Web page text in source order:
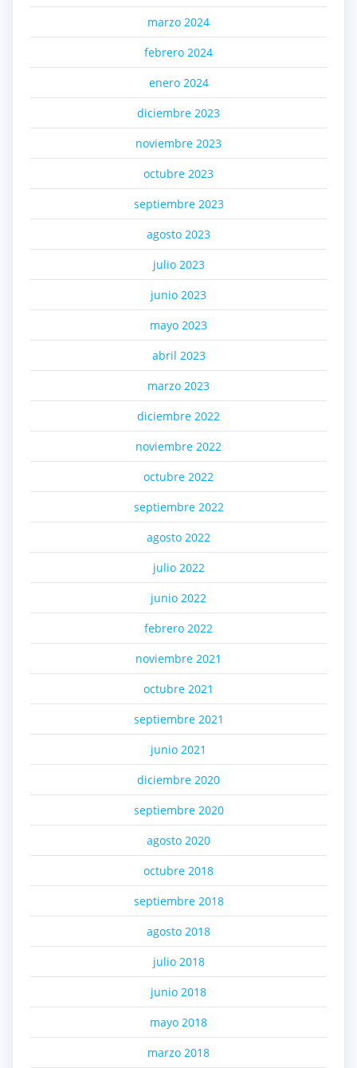
marzo 2024
febrero 2024
enero 2024
diciembre 2023
noviembre 2023
octubre 2023
septiembre 2023
agosto 2023
julio 2023
junio 2023
mayo 2023
abril 2023
marzo 2023
diciembre 2022
noviembre 2022
octubre 2022
septiembre 2022
agosto 2022
julio 2022
junio 2022
febrero 2022
noviembre 2021
octubre 2021
septiembre 2021
junio 2021
diciembre 2020
septiembre 2020
agosto 2020
octubre 2018
septiembre 2018
agosto 2018
julio 2018
junio 2018
mayo 2018
marzo 2018